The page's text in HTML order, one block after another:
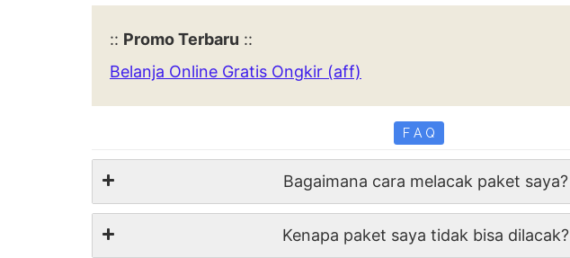
:: Promo Terbaru ::
Belanja Online Gratis Ongkir (aff)
F A Q
Bagaimana cara melacak paket saya?
Kenapa paket saya tidak bisa dilacak?